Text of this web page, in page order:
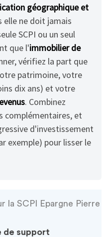
géographique et
ne doit jamais
SCPI ou un seul
que l'immobilier de
vérifiez la part que
patrimoine, votre
dix ans) et votre
. Combinez
complémentaires, et
d'investissement
exemple) pour lisser le
la SCPI Epargne Pierre
de support